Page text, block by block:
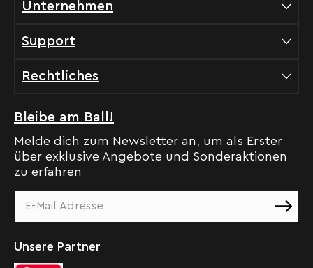
Unternehmen
Support
Rechtliches
Bleibe am Ball!
Melde dich zum Newsletter an, um als Erster
über exklusive Angebote und Sonderaktionen
zu erfahren
Unsere Partner